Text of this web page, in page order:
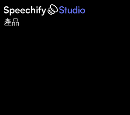
產品
使用語音輸入，寫作速度提升 5 倍